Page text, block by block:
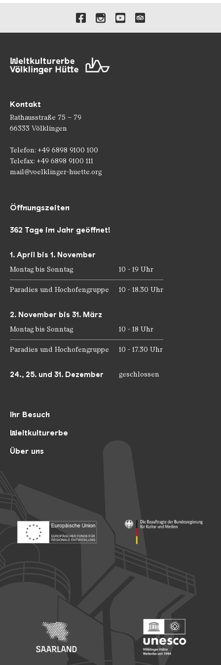
Verlinkungen zu unseren
Kontakt
Rathausstraße 75 – 79
66333 Völklingen
Telefon: +49 6898 9100 100
Telefax: +49 6898 9100 111
mail@voelklinger-huette.org
Ihr Besuch
Weltkulturerbe
Über uns
Öffnungszeiten
362 Tage im Jahr geöffnet!
1. April bis 1. November
Montag bis Sonntag 10 - 19 Uhr
Paradies und Hochofengruppe 10 - 18.30 Uhr
2. November bis 31. März
Montag bis Sonntag 10 - 18 Uhr
Paradies und Hochofengruppe 10 - 17.30 Uhr
24., 25. und 31. Dezember geschlossen